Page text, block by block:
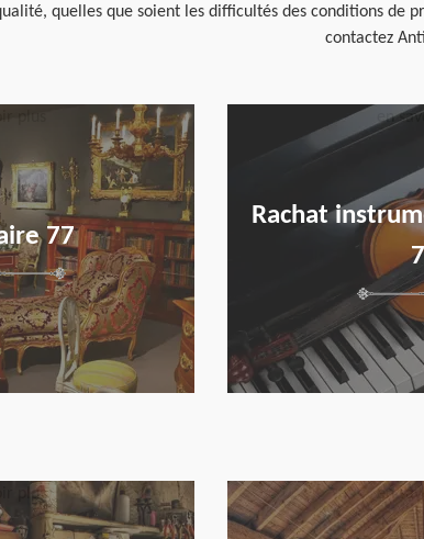
quelles que soient les difficultés des conditions de
contactez
77
Rachat
en
plus en